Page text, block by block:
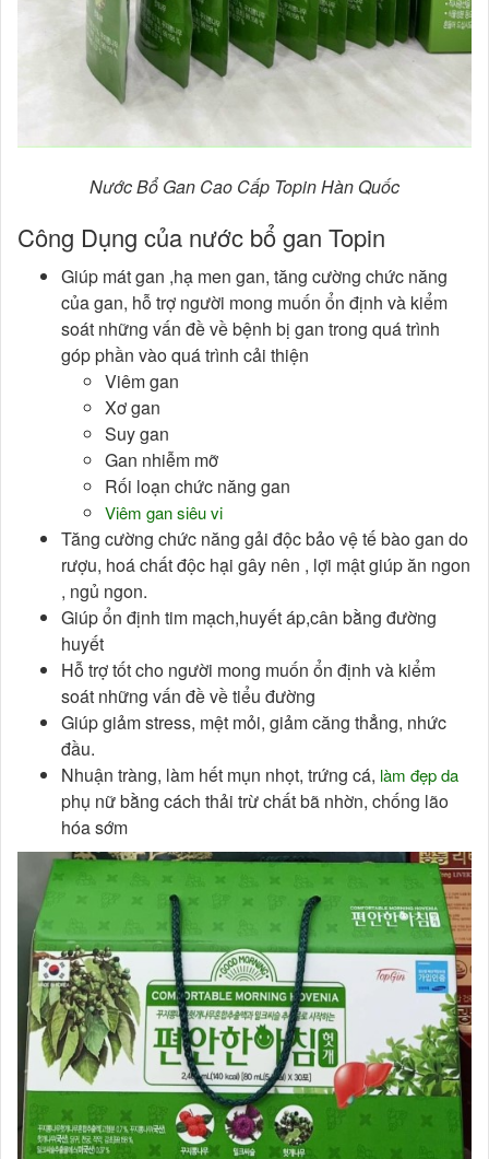
Nước Bổ Gan Cao Cấp Topin Hàn Quốc
Công Dụng của nước bổ gan Topin
Giúp mát gan ,hạ men gan, tăng cường chức năng
của gan, hỗ trợ người mong muốn ổn định và kiểm
soát những vấn đề về bệnh bị gan trong quá trình
góp phần vào quá trình cải thiện
Viêm gan
Xơ gan
Suy gan
Gan nhiễm mỡ
Rối loạn chức năng gan
Viêm gan siêu vi
Tăng cường chức năng gải độc bảo vệ tế bào gan do
rượu, hoá chất độc hại gây nên , lợi mật giúp ăn ngon
, ngủ ngon.
Giúp ổn định tim mạch,huyết áp,cân bằng đường
huyết
Hỗ trợ tốt cho người mong muốn ổn định và kiểm
soát những vấn đề về tiểu đường
Giúp giảm stress, mệt mỏi, giảm căng thẳng, nhức
đầu.
Nhuận tràng, làm hết mụn nhọt, trứng cá, làm đẹp da
phụ nữ bằng cách thải trừ chất bã nhờn, chống lão
hóa sớm